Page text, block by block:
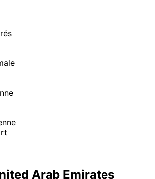
Arab Emirates